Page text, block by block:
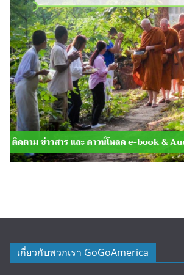
เกี่ยวกับพวกเรา GoGoAmerica